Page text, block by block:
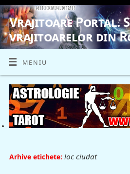
Vrajitoare Portal.
vrajitoarelor din
VRAJITOARE, VRAJITOARELE,
MENIU
Arhive etichete: loc ciudat